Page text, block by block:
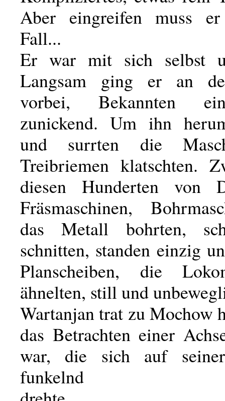
Aber eingreifen muss
Fall...
Er war mit sich selbst
Langsam ging er an
vorbei, Bekannten
zunickend. Um ihn
und surrten die
Treibriemen klatschten.
diesen Hunderten von
Fräsmaschinen,
das Metall bohrten,
schnitten, standen einzig
Planscheiben, die
ähnelten, still und
Wartanjan trat zu Mochow
das Betrachten einer
war, die sich auf
funkelnd